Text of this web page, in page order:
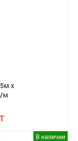
х
м
В наличии